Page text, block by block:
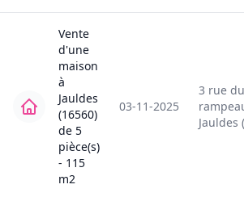
Vente
d'une
maison
à
Jauldes
(16560)
de 5
pièce(s)
- 115
m2
03-11-2025
3 rue du
Jauldes